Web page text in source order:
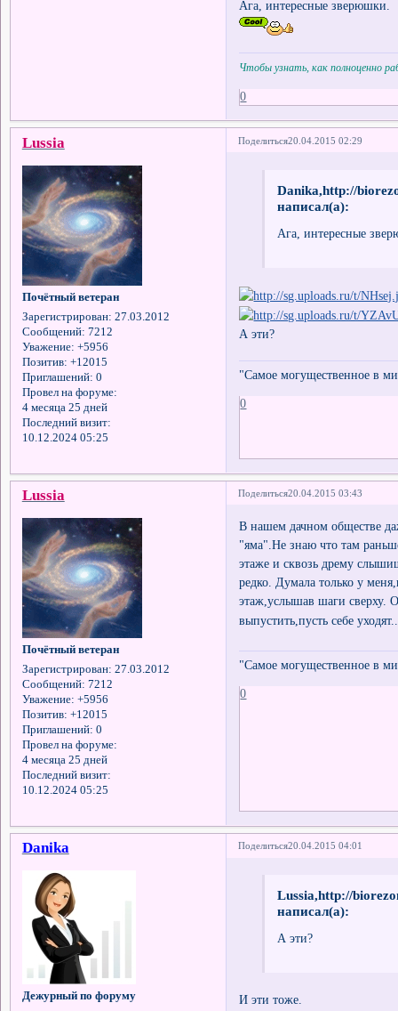
Ага, интересные зверюшки.
Чтобы узнать, как полноценно
0
Поделиться20.04.2015 02:29
Lussia
Почётный ветеран
Зарегистрирован: 27.03.2012
Сообщений: 7212
Уважение: +5956
Позитив: +12015
Приглашений: 0
Провел на форуме:
4 месяца 25 дней
Последний визит:
10.12.2024 05:25
Danika,http://
написал(а):
Ага, интересные
А эти?
"Самое могущественное в
0
Поделиться20.04.2015 03:43
Lussia
Почётный ветеран
Зарегистрирован: 27.03.2012
Сообщений: 7212
Уважение: +5956
Позитив: +12015
Приглашений: 0
Провел на форуме:
4 месяца 25 дней
Последний визит:
10.12.2024 05:25
В нашем дачном обществе
"яма".Не знаю что там
этаже и сквозь дрему
редко. Думала только у
этаж,услышав шаги сверху.
выпустить,пусть себе
"Самое могущественное в
0
Поделиться20.04.2015 04:01
Danika
Дежурный по форуму
Lussia,http://
написал(а):
А эти?
И эти тоже.